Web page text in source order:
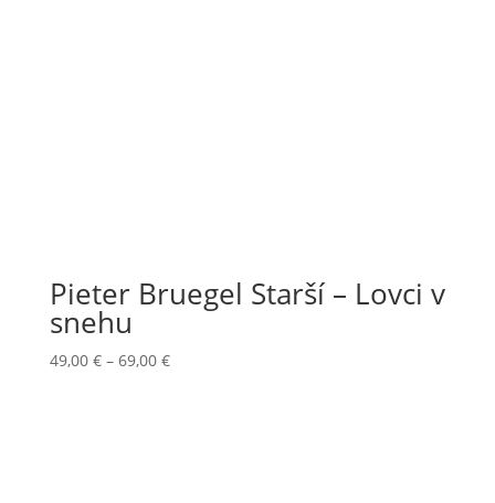
Pieter Bruegel Starší – Lovci v
snehu
49,00 € – 69,00 €Price